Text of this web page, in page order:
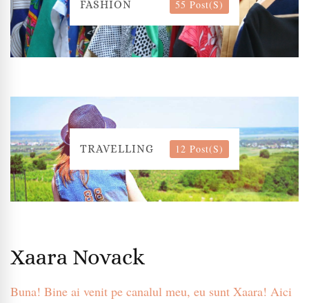
FASHION 55 Post(s)
TRAVELLING 12 Post(s)
Xaara Novack
Buna! Bine ai venit pe canalul meu, eu sunt Xaara! Aici